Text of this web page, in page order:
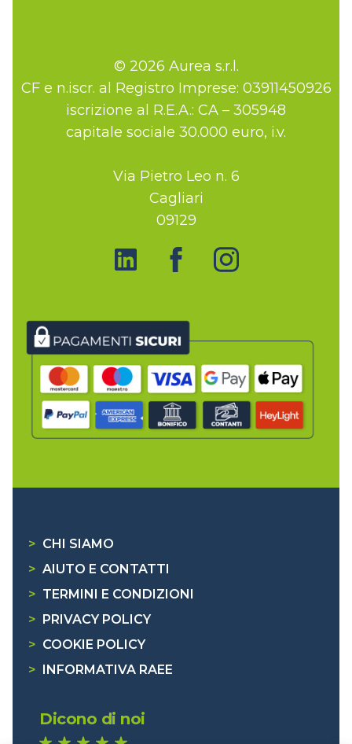
© 2026 Aurea s.r.l.
CF e n.iscr. al Registro Imprese: 03911450926
iscrizione al R.E.A.: CA – 305948
capitale sociale 30.000 euro, i.v.
Via Pietro Leo n. 6
Cagliari
09129
> CHI SIAMO
> AIUTO E CONTATTI
> TERMINI E CONDIZIONI
>
PRIVACY POLICY
> COOKIE POLICY
>
INFORMATIVA RAEE
Dicono di noi